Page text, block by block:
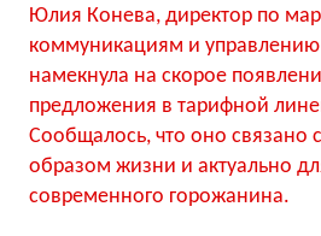
Юлия Конева, директор по
коммуникациям и
намекнула на скорое
предложения в тарифной
Сообщалось, что оно связано
образом жизни и актуально
современного горожанина.